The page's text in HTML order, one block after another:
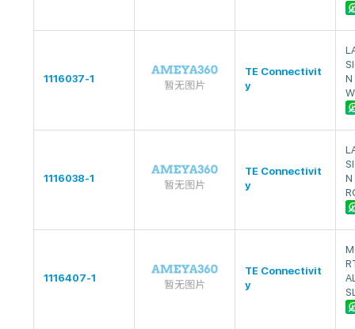
1116037-1
TE Connectivit
y
N
1116038-1
TE Connectivit
y
N
1116407-1
TE Connectivit
y